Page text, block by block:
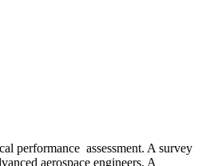
performance assessment. A survey
aerospace engineers. A